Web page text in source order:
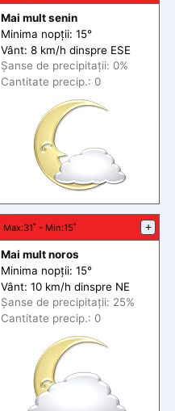
Mai mult senin
Minima nopții: 15°
Vânt: 8 km/h dinspre ESE
Șanse de precipitații: 0%
Cantitate precip.: 0
Max:31˚ - Min:15˚ +
Mai mult noros
Minima nopții: 15°
Vânt: 10 km/h dinspre NE
Șanse de precipitații: 25%
Cantitate precip.: 0